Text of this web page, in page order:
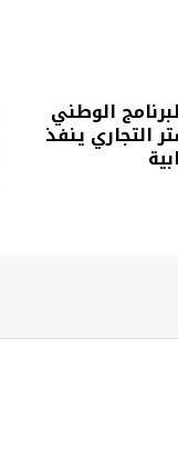
الوطني
التجاري ينفذ